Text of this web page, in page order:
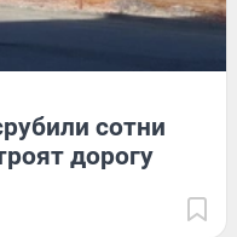
сотни
дорогу